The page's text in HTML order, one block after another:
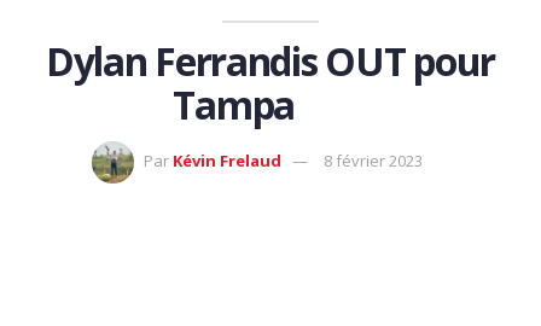
Dylan Ferrandis OUT pour
Tampa
Par Kévin Frelaud 8 février 2023